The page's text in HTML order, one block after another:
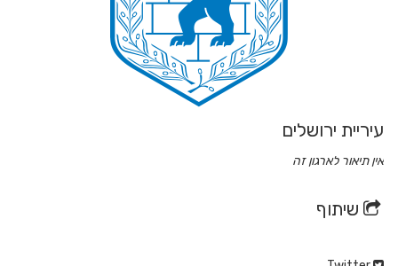
עיריית ירושלים
אין תיאור לארגון זה
שיתוף